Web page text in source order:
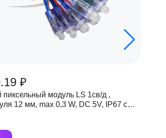
₽
пиксельный модуль LS 1св/д ,
12 мм, max 0,3 W, DC 5V, IP67 с